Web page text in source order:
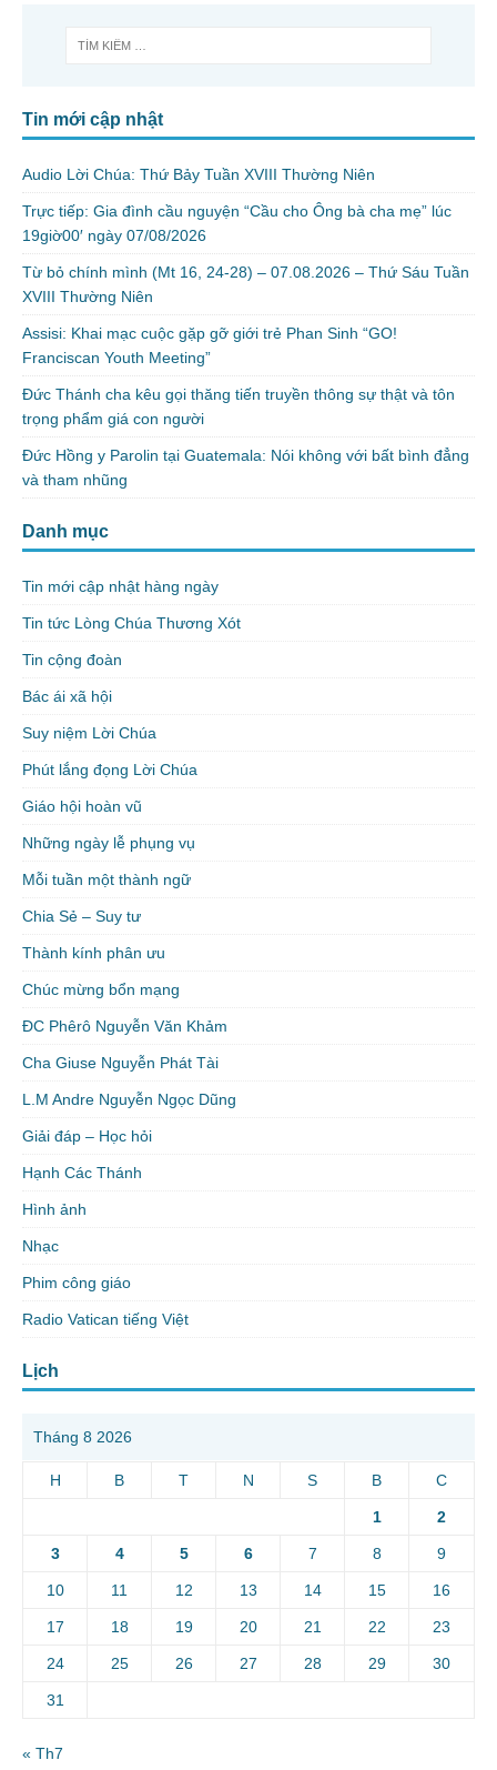
Tin mới cập nhật
Audio Lời Chúa: Thứ Bảy Tuần XVIII Thường Niên
Trực tiếp: Gia đình cầu nguyện “Cầu cho Ông bà cha mẹ” lúc
19giờ00′ ngày 07/08/2026
Từ bỏ chính mình (Mt 16, 24-28) – 07.08.2026 – Thứ Sáu Tuần
XVIII Thường Niên
Assisi: Khai mạc cuộc gặp gỡ giới trẻ Phan Sinh “GO!
Franciscan Youth Meeting”
Đức Thánh cha kêu gọi thăng tiến truyền thông sự thật và tôn
trọng phẩm giá con người
Đức Hồng y Parolin tại Guatemala: Nói không với bất bình đẳng
và tham nhũng
Danh mục
Tin mới cập nhật hàng ngày
Tin tức Lòng Chúa Thương Xót
Tin cộng đoàn
Bác ái xã hội
Suy niệm Lời Chúa
Phút lắng đọng Lời Chúa
Giáo hội hoàn vũ
Những ngày lễ phụng vụ
Mỗi tuần một thành ngữ
Chia Sẻ – Suy tư
Thành kính phân ưu
Chúc mừng bổn mạng
ĐC Phêrô Nguyễn Văn Khảm
Cha Giuse Nguyễn Phát Tài
L.M Andre Nguyễn Ngọc Dũng
Giải đáp – Học hỏi
Hạnh Các Thánh
Hình ảnh
Nhạc
Phim công giáo
Radio Vatican tiếng Việt
Lịch
Tháng 8 2026
H B T N S B C
1 2
3 4 5 6 7 8 9
10 11 12 13 14 15 16
17 18 19 20 21 22 23
24 25 26 27 28 29 30
31
« Th7